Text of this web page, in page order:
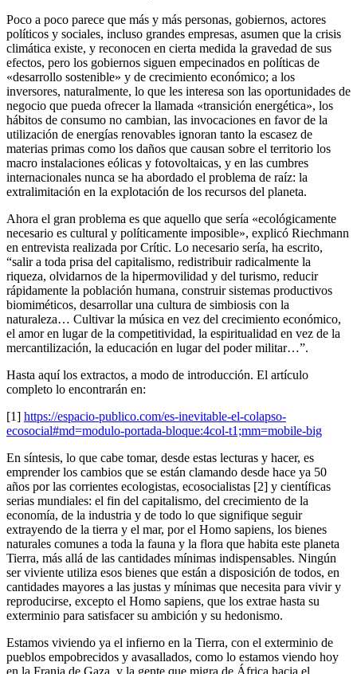
Poco a poco parece que más y más personas, gobiernos, actores
políticos y sociales, incluso grandes empresas, asumen que la crisis
climática existe, y reconocen en cierta medida la gravedad de sus
efectos, pero los gobiernos siguen empecinados en políticas de
«desarrollo sostenible» y de crecimiento económico; a los
inversores, naturalmente, lo que les interesa son las oportunidades de
negocio que pueda ofrecer la llamada «transición energética», los
hábitos de consumo no cambian, las invocaciones en favor de la
utilización de energías renovables ignoran tanto la escasez de
materias primas como los daños que causan sobre el territorio los
macro instalaciones eólicas y fotovoltaicas, y en las cumbres
internacionales nunca se ha abordado el problema de raíz: la
extralimitación en la explotación de los recursos del planeta.
Ahora el gran problema es que aquello que sería «ecológicamente
necesario es cultural y políticamente imposible», explicó Riechmann
en entrevista realizada por Crític. Lo necesario sería, ha escrito,
“salir a toda prisa del capitalismo, redistribuir radicalmente la
riqueza, olvidarnos de la hipermovilidad y del turismo, reducir
rápidamente la población humana, construir sistemas productivos
biomiméticos, desarrollar una cultura de simbiosis con la
naturaleza… Cultivar la música en vez del crecimiento económico,
el amor en lugar de la competitividad, la espiritualidad en vez de la
mercantilización, la educación en lugar del poder militar…”.
Hasta aquí los extractos, a modo de introducción. El artículo
completo lo encontrarán en:
[1] https://espacio-publico.com/es-inevitable-el-colapso-
ecosocial#md=modulo-portada-bloque:4col-t1;mm=mobile-big
En síntesis, lo que cabe tomar, desde estas lecturas y hacer, es
emprender los cambios que se están clamando desde hace ya 50
años por las corrientes ecologistas, ecosocialistas [2] y científicas
serias mundiales: el fin del capitalismo, del crecimiento de la
economía, de la industria y de todo lo que signifique seguir
extrayendo de la tierra y el mar, por el Homo sapiens, los bienes
naturales comunes a toda la fauna y la flora que habita este planeta
Tierra, más allá de las cantidades mínimas indispensables. Ningún
ser viviente utiliza esos bienes que están a disposición de todos, en
cantidades mayores a las justas y mínimas que necesita para vivir y
reproducirse, excepto el Homo sapiens, que los extrae hasta su
exterminio para satisfacer su ambición y su hedonismo.
Estamos viviendo ya el infierno en la Tierra, con el exterminio de
pueblos empobrecidos y avasallados, como lo estamos viendo hoy
en la Franja de Gaza, y la gente que migra de África hacia el